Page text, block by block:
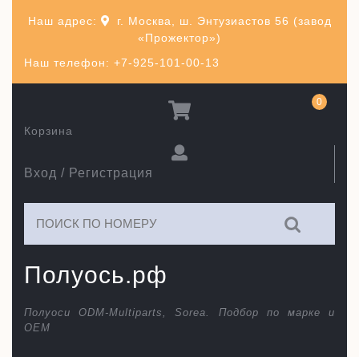
Наш телефон: +7-925-101-00-13
Наш адрес:
г. Москва, ш. Энтузиастов 56 (завод
«Прожектор»)
Полуось.рф
Полуоси ODM-Multiparts, Sorea. Подбор по марке и
ОЕМ
Вход / Регистрация
Корзина
0